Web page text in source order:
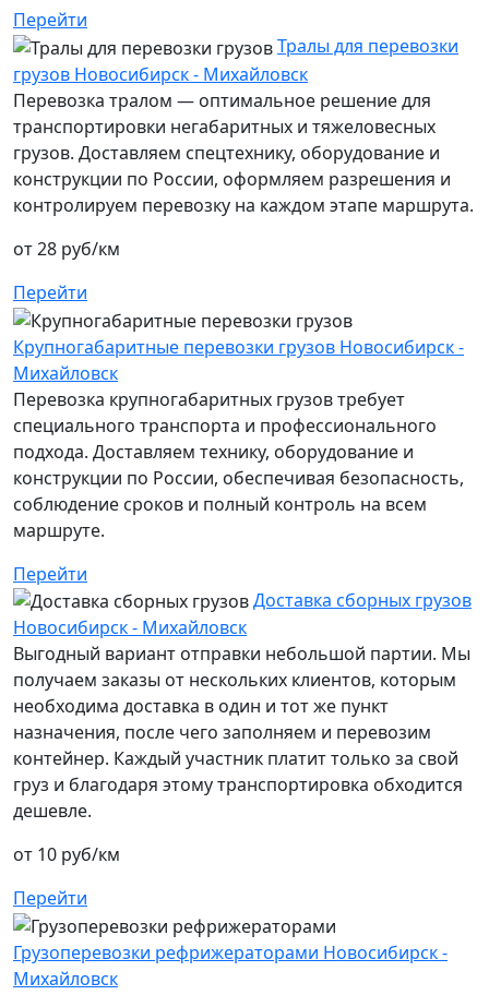
Перейти
Тралы для перевозки
грузов Новосибирск - Михайловск
Перевозка тралом — оптимальное решение для
транспортировки негабаритных и тяжеловесных
грузов. Доставляем спецтехнику, оборудование и
конструкции по России, оформляем разрешения и
контролируем перевозку на каждом этапе маршрута.
от 28 руб/км
Перейти
Крупногабаритные перевозки грузов Новосибирск -
Михайловск
Перевозка крупногабаритных грузов требует
специального транспорта и профессионального
подхода. Доставляем технику, оборудование и
конструкции по России, обеспечивая безопасность,
соблюдение сроков и полный контроль на всем
маршруте.
Перейти
Доставка сборных грузов
Новосибирск - Михайловск
Выгодный вариант отправки небольшой партии. Мы
получаем заказы от нескольких клиентов, которым
необходима доставка в один и тот же пункт
назначения, после чего заполняем и перевозим
контейнер. Каждый участник платит только за свой
груз и благодаря этому транспортировка обходится
дешевле.
от 10 руб/км
Перейти
Грузоперевозки рефрижераторами Новосибирск -
Михайловск